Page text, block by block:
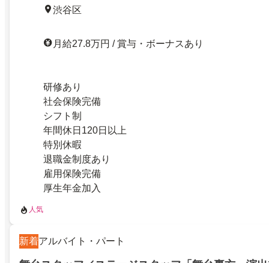
渋谷区
月給27.8万円 / 賞与・ボーナスあり
研修あり
社会保険完備
シフト制
年間休日120日以上
特別休暇
退職金制度あり
雇用保険完備
厚生年金加入
人気
新着アルバイト・パート